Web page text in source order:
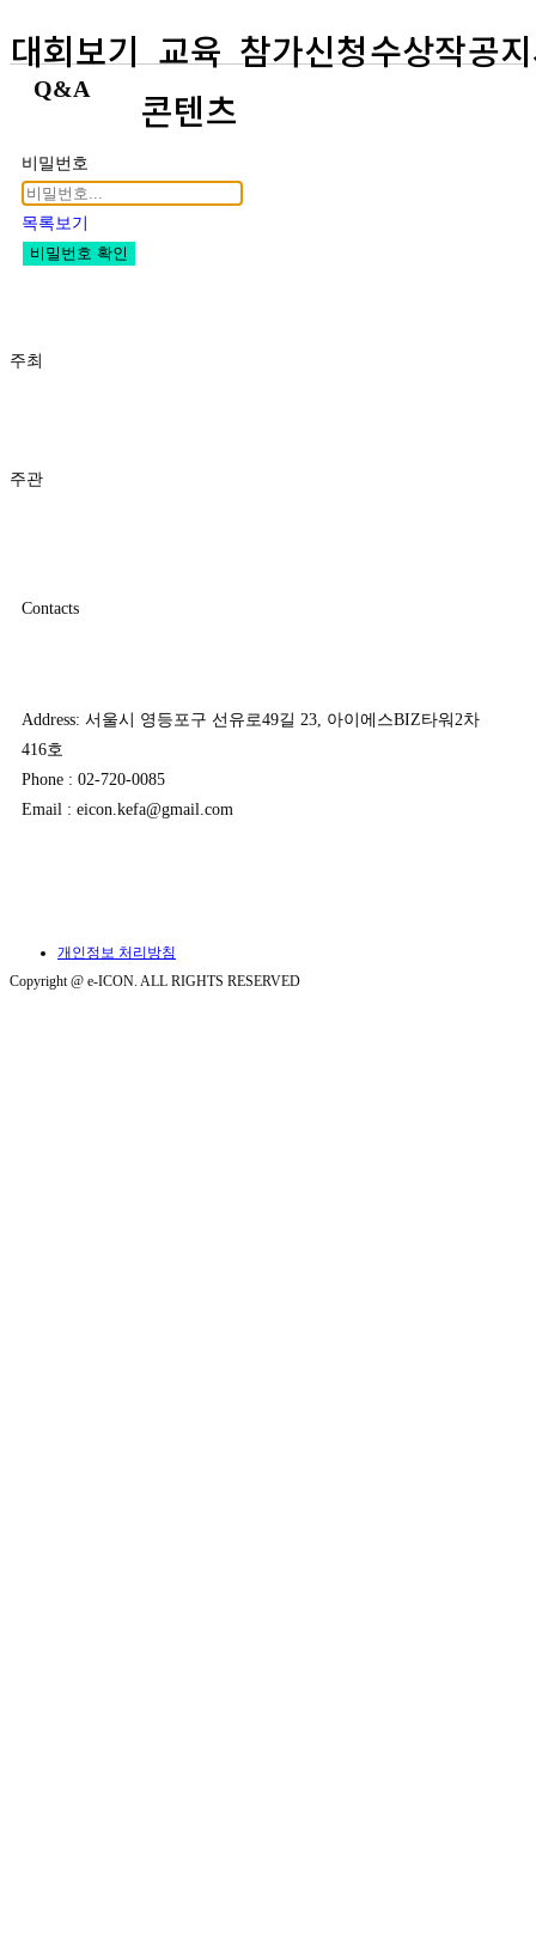
대회보기 교육
콘텐츠
참가신청수상작공
Q&A
비밀번호
목록보기
비밀번호 확인
주최
주관
Contacts
Address: 서울시 영등포구 선유로49길 23, 아이에스BIZ타워2차
416호
Phone : 02-720-0085
Email : eicon.kefa@gmail.com
개인정보 처리방침
Copyright @ e-ICON. ALL RIGHTS RESERVED